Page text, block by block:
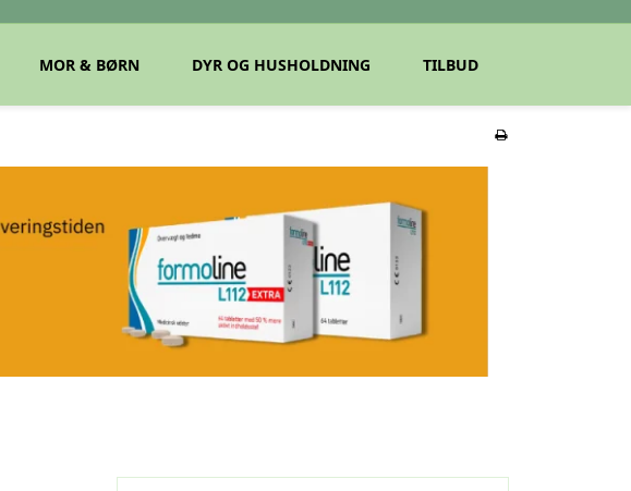
MOR & BØRN DYR OG HUSHOLDNING TILBUD